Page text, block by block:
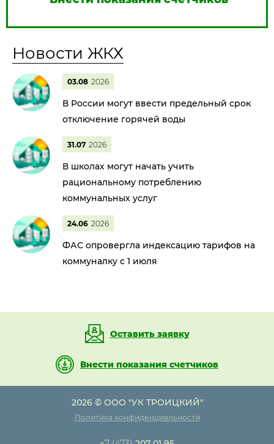
Новости ЖКХ
03.08 2026
В России могут ввести предельный срок
отключение горячей воды
31.07 2026
В школах могут начать учить
рациональному потреблению
коммунальных услуг
24.06 2026
ФАС опровергла индексацию тарифов на
коммуналку с 1 июля
Оставить заявку
Внести показания счетчиков
2026 © ООО "УК ТРОИЦКИЙ"
Политика конфиденциальности